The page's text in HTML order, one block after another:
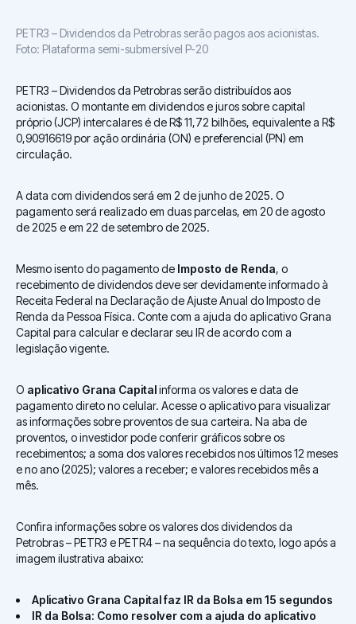
PETR3 – Dividendos da Petrobras serão pagos aos acionistas.
Foto: Plataforma semi-submersível P-20
PETR3 – Dividendos da Petrobras serão distribuídos aos
acionistas. O montante em dividendos e juros sobre capital
próprio (JCP) intercalares é de R$ 11,72 bilhões, equivalente a R$
0,90916619 por ação ordinária (ON) e preferencial (PN) em
circulação.
A data com dividendos será em 2 de junho de 2025. O
pagamento será realizado em duas parcelas, em 20 de agosto
de 2025 e em 22 de setembro de 2025.
Mesmo isento do pagamento de Imposto de Renda, o
recebimento de dividendos deve ser devidamente informado à
Receita Federal na Declaração de Ajuste Anual do Imposto de
Renda da Pessoa Física. Conte com a ajuda do aplicativo Grana
Capital para calcular e declarar seu IR de acordo com a
legislação vigente.
O aplicativo Grana Capitalinforma os valores e data de
pagamento direto no celular. Acesse o aplicativo para visualizar
as informações sobre proventos de sua carteira. Na aba de
proventos, o investidor pode conferir gráficos sobre os
recebimentos; a soma dos valores recebidos nos últimos 12 meses
e no ano (2025); valores a receber; e valores recebidos mês a
mês.
Confira informações sobre os valores dos dividendos da
Petrobras – PETR3 e PETR4 – na sequência do texto, logo após a
imagem ilustrativa abaixo:
Aplicativo Grana Capital faz IR da Bolsa em 15 segundos
IR da Bolsa: Como resolver com a ajuda do aplicativo